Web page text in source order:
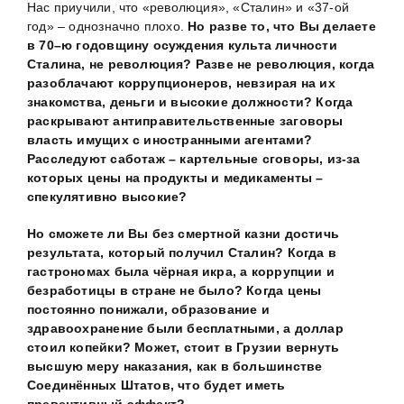
Нас приучили, что «революция», «Сталин» и «37-ой
год» – однозначно плохо. Но разве то, что Вы делаете
в 70–ю годовщину осуждения культа личности
Сталина, не революция? Разве не революция, когда
разоблачают коррупционеров, невзирая на их
знакомства, деньги и высокие должности? Когда
раскрывают антиправительственные заговоры
власть имущих с иностранными агентами?
Расследуют саботаж – картельные сговоры, из-за
которых цены на продукты и медикаменты –
спекулятивно высокие?
Но сможете ли Вы без смертной казни достичь
результата, который получил Сталин? Когда в
гастрономах была чёрная икра, а коррупции и
безработицы в стране не было? Когда цены
постоянно понижали, образование и
здравоохранение были бесплатными, а доллар
стоил копейки? Может, стоит в Грузии вернуть
высшую меру наказания, как в большинстве
Соединённых Штатов, что будет иметь